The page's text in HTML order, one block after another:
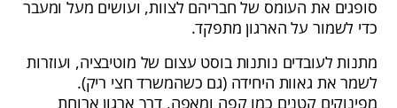
סופגים את העומס של חבריהם לצוות, ועושים מעל ומעבר
כדי לשמור על הארגון מתפקד.
מתנות לעובדים נותנות בוסט עצום של מוטיבציה, ועוזרות
לשמר את גאוות היחידה (גם כשהמשרד חצי ריק).
מפינוקים קטנים כמו קפה ומאפה, דרך ארגון ארוחת